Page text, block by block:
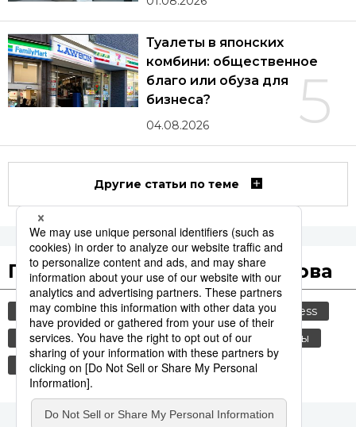
5
Туалеты в японских
комбини: общественное
благо или обуза для
бизнеса?
04.08.2026
Другие статьи по теме
Популярные поисковые слова
общество культура политика
jiji press
история
туризм экономика
туалеты
технологии
комбини